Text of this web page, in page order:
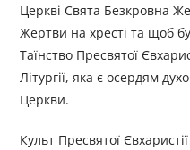
Церкві Свята Безкровна
Жертви на хресті та щоб
Таїнство Пресвятої
Літургії, яка є осердям
Церкви.
Культ Пресвятої